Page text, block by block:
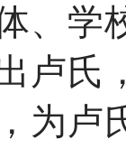
、学
卢氏
为卢